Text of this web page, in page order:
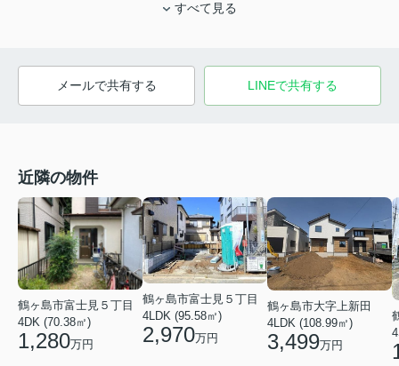
すべて見る
メールで共有する LINEで共有する
近隣の物件
鶴ヶ島市富士見５丁目
4DK (70.38㎡)
1,280万円
鶴ヶ島市富士見５丁目
4LDK (95.58㎡)
2,970万円
鶴ヶ島市大字上新田
4LDK (108.99㎡)
3,499万円